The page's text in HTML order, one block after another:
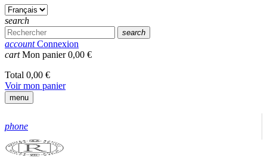
search
search
account Connexion
cart Mon panier0,00 €
Total 0,00 €
Voir mon panier
menu
phone